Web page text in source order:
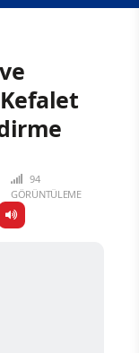
94
GÖRÜNTÜLEME